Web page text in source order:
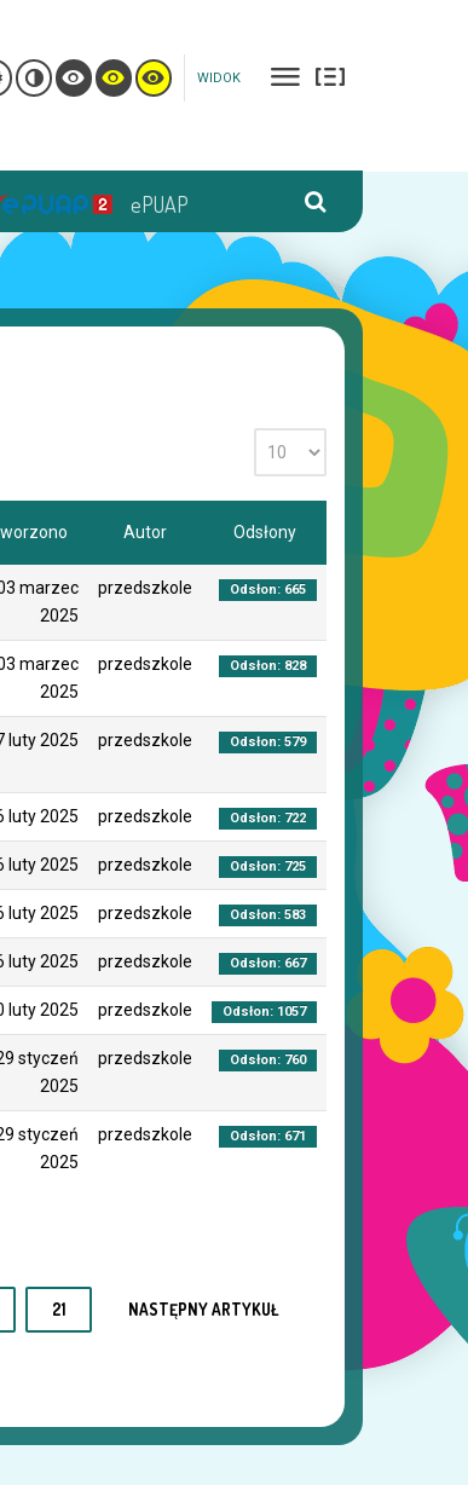
WIDOK
ePUAP
Autor Odsłony
marzec
2025
przedszkole Odsłon: 665
marzec
2025
przedszkole Odsłon: 828
luty 2025 przedszkole Odsłon: 579
luty 2025 przedszkole Odsłon: 722
luty 2025 przedszkole Odsłon: 725
luty 2025 przedszkole Odsłon: 583
luty 2025 przedszkole Odsłon: 667
luty 2025 przedszkole Odsłon: 1057
styczeń
2025
przedszkole Odsłon: 760
styczeń
2025
przedszkole Odsłon: 671
21 NASTĘPNY ARTYKUŁ